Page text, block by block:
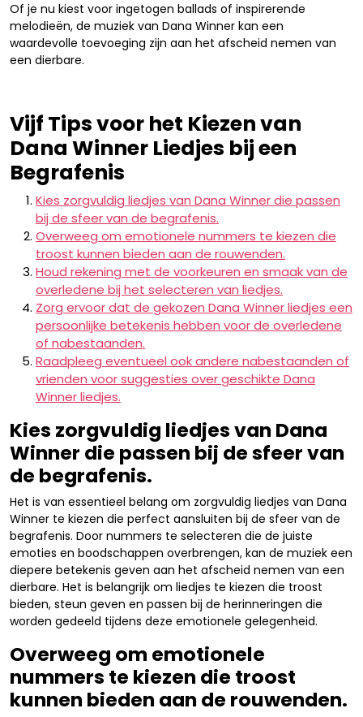
Of je nu kiest voor ingetogen ballads of inspirerende
melodieën, de muziek van Dana Winner kan een
waardevolle toevoeging zijn aan het afscheid nemen van
een dierbare.
Vijf Tips voor het Kiezen van
Dana Winner Liedjes bij een
Begrafenis
Kies zorgvuldig liedjes van Dana Winner die passen
bij de sfeer van de begrafenis.
Overweeg om emotionele nummers te kiezen die
troost kunnen bieden aan de rouwenden.
Houd rekening met de voorkeuren en smaak van de
overledene bij het selecteren van liedjes.
Zorg ervoor dat de gekozen Dana Winner liedjes een
persoonlijke betekenis hebben voor de overledene
of nabestaanden.
Raadpleeg eventueel ook andere nabestaanden of
vrienden voor suggesties over geschikte Dana
Winner liedjes.
Kies zorgvuldig liedjes van Dana
Winner die passen bij de sfeer van
de begrafenis.
Het is van essentieel belang om zorgvuldig liedjes van Dana
Winner te kiezen die perfect aansluiten bij de sfeer van de
begrafenis. Door nummers te selecteren die de juiste
emoties en boodschappen overbrengen, kan de muziek een
diepere betekenis geven aan het afscheid nemen van een
dierbare. Het is belangrijk om liedjes te kiezen die troost
bieden, steun geven en passen bij de herinneringen die
worden gedeeld tijdens deze emotionele gelegenheid.
Overweeg om emotionele
nummers te kiezen die troost
kunnen bieden aan de rouwenden.